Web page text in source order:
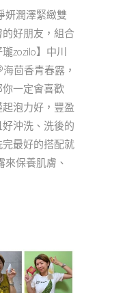
妍潤澤緊緻雙
好朋友，組合
zozilo】中川
茴香青春露，
一定會喜歡
泡力好，豐盈
沖洗、洗後的
最好的搭配就
保養肌膚、